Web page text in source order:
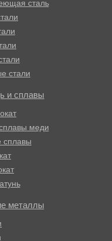
сталь
стали
и сплавы
меди
сплавы
металлы